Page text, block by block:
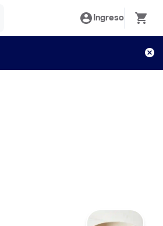
Ingreso